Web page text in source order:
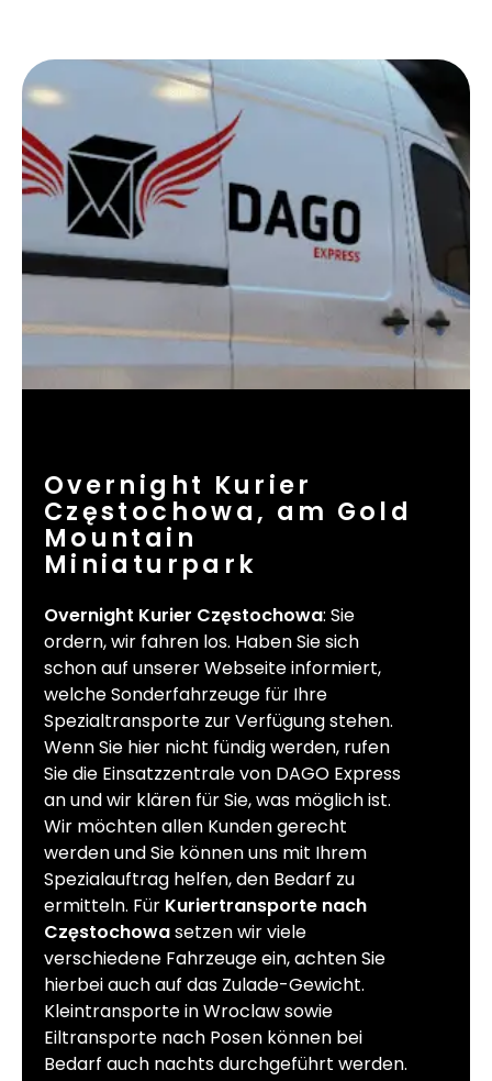
Overnight Kurier
Częstochowa, am Gold
Mountain
Miniaturpark
Overnight Kurier Częstochowa: Sie
ordern, wir fahren los. Haben Sie sich
schon auf unserer Webseite informiert,
welche Sonderfahrzeuge für Ihre
Spezialtransporte zur Verfügung stehen.
Wenn Sie hier nicht fündig werden, rufen
Sie die Einsatzzentrale von DAGO Express
an und wir klären für Sie, was möglich ist.
Wir möchten allen Kunden gerecht
werden und Sie können uns mit Ihrem
Spezialauftrag helfen, den Bedarf zu
ermitteln. Für Kuriertransporte nach
Częstochowasetzen wir viele
verschiedene Fahrzeuge ein, achten Sie
hierbei auch auf das Zulade-Gewicht.
Kleintransporte in Wroclaw sowie
Eiltransporte nach Posen können bei
Bedarf auch nachts durchgeführt werden.